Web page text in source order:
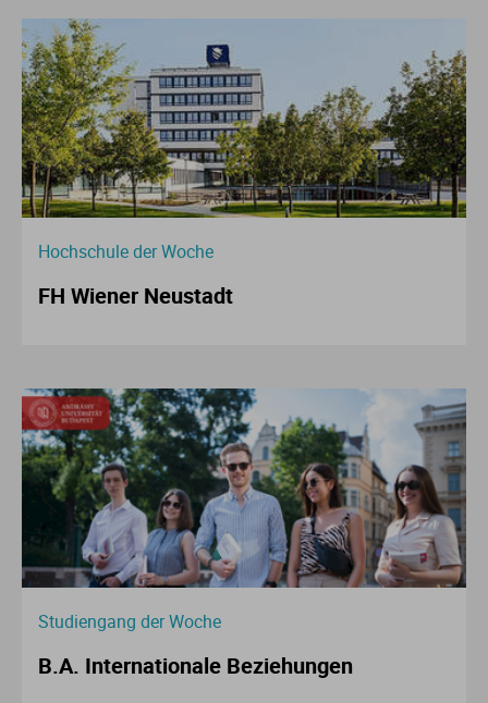
Hochschule der Woche
FH Wiener Neustadt
Studiengang der Woche
B.A. Internationale Beziehungen